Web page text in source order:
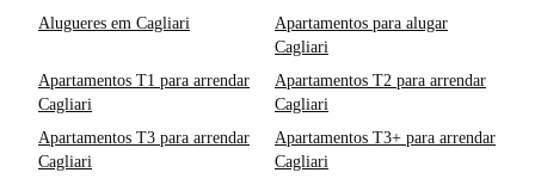
Alugueres em Cagliari
Apartamentos para alugar
Cagliari
Apartamentos T1 para arrendar
Cagliari
Apartamentos T2 para arrendar
Cagliari
Apartamentos T3 para arrendar
Cagliari
Apartamentos T3+ para arrendar
Cagliari